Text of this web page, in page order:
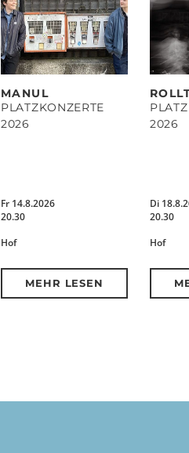
MANUL
PLATZKONZERTE
2026
Fr 14.8.2026
20.30
Hof
MEHR LESEN
2026
Di
20.30
Hof